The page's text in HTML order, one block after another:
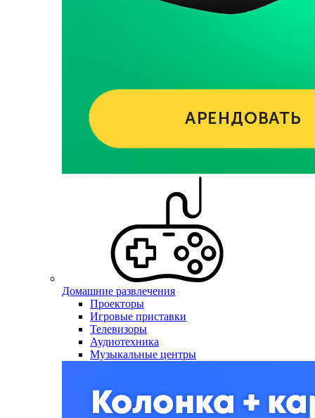
Домашние развлечения
Проекторы
Игровые приставки
Телевизоры
Аудиотехника
Музыкальные центры